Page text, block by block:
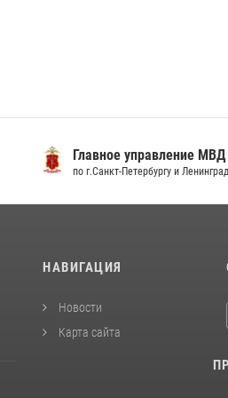
Главное управление МВД
по г.Санкт-Петербургу и
НАВИГАЦИЯ
Новости
Карта сайта